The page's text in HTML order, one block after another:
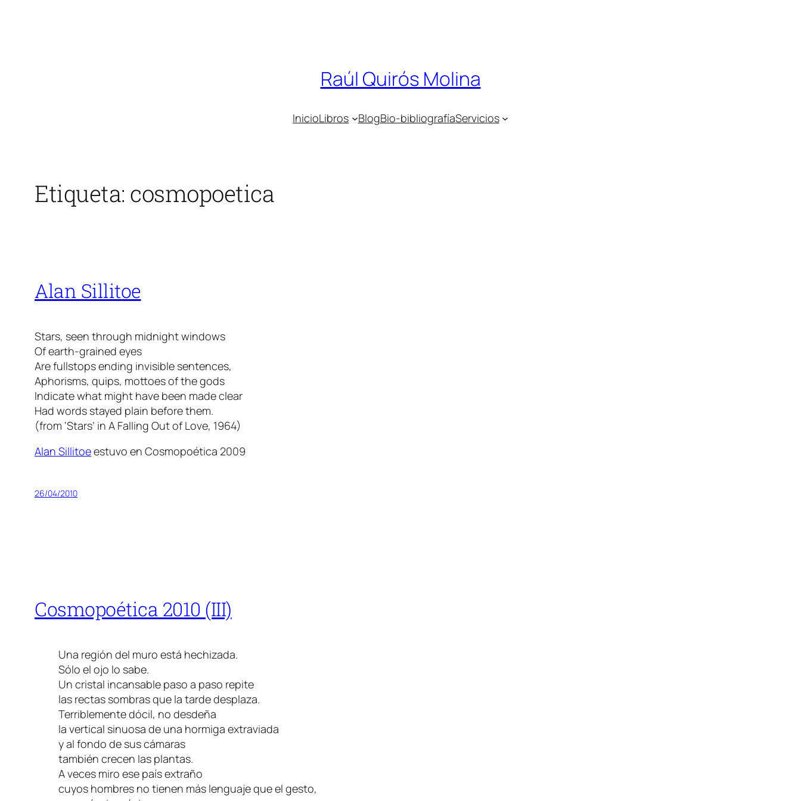
Raúl Quirós Molina
InicioLibros BlogBio-bibliografíaServicios
Etiqueta: cosmopoetica
Alan Sillitoe
Stars, seen through midnight windows
Of earth-grained eyes
Are fullstops ending invisible sentences,
Aphorisms, quips, mottoes of the gods
Indicate what might have been made clear
Had words stayed plain before them.
(from ‘Stars’ in A Falling Out of Love, 1964)
Alan Sillitoeestuvo en Cosmopoética 2009
26/04/2010
Cosmopoética 2010 (III)
Una región del muro está hechizada.
Sólo el ojo lo sabe.
Un cristal incansable paso a paso repite
las rectas sombras que la tarde desplaza.
Terriblemente dócil, no desdeña
la vertical sinuosa de una hormiga extraviada
y al fondo de sus cámaras
también crecen las plantas.
A veces miro ese país extraño
cuyos hombres no tienen más lenguaje que el gesto,